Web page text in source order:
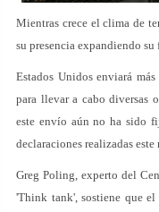
Mientras crece el clima de
su presencia expandiendo
Estados Unidos enviará
para llevar a cabo diversas
este envío aún no ha sido
declaraciones realizadas
Greg Poling, experto del
'Think tank', sostiene que